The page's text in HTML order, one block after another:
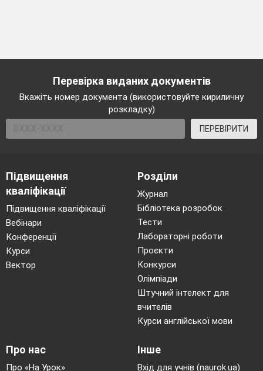
Перевірка виданих документів
Вкажіть номер документа (використовуйте кириличну
розкладку)
ПЕРЕВІРИТИ
Підвищення
кваліфікації
Підвищення кваліфікації
Вебінари
Конференції
Курси
Вектор
Розділи
Журнал
Бібліотека розробок
Тести
Лабораторні роботи
Проєкти
Конкурси
Олімпіади
Штучний інтелект для
вчителів
Курси англійської мови
Про нас
Про «На Урок»
Інше
Вхід для учнів (naurok.ua)